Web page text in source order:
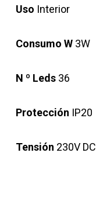
Uso Interior
Consumo W3W
N º Leds36
Protección IP20
Tensión 230V DC